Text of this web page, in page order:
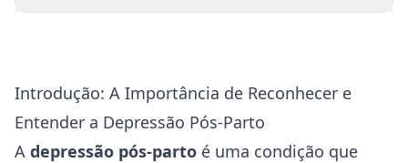
Introdução: A Importância de Reconhecer e
Entender a Depressão Pós-Parto
A depressão pós-parto é uma condição que